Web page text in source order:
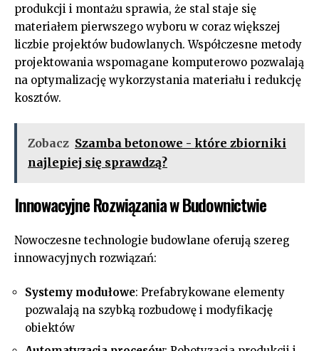
produkcji i montażu sprawia, że stal staje się
materiałem pierwszego wyboru w coraz większej
liczbie projektów budowlanych. Współczesne metody
projektowania wspomagane komputerowo pozwalają
na optymalizację wykorzystania materiału i redukcję
kosztów.
Zobacz Szamba betonowe - które zbiorniki
najlepiej się sprawdzą?
Innowacyjne Rozwiązania w Budownictwie
Nowoczesne technologie budowlane oferują szereg
innowacyjnych rozwiązań:
Systemy modułowe: Prefabrykowane elementy
pozwalają na szybką rozbudowę i modyfikację
obiektów